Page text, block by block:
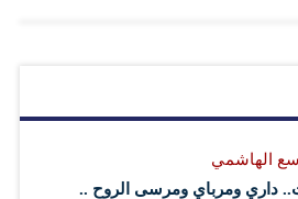
الهاشمي
داري ومرباي ومرسى الروح ..